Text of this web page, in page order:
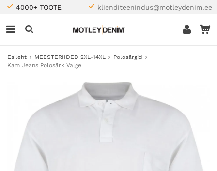
4000+ TOOTE klienditeenindus@motleydenim.ee
Esileht MEESTERIIDED 2XL-14XL
Polosärgid
Kam Jeans Polosärk Valge